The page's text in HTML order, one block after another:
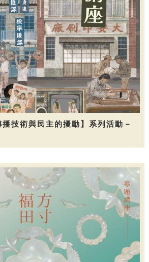
播技術與民主的擾動】系列活動－